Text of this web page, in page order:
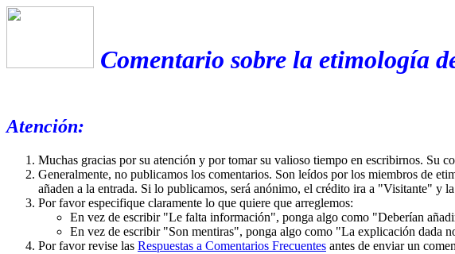
Comentario sobre la etimología
Atención:
Muchas gracias por su atención y por tomar su valioso tiempo en escribirnos. Su
Generalmente, no publicamos los comentarios. Son leídos por los miembros de
añaden a la entrada. Si lo publicamos, será anónimo, el crédito ira a "Visitante" y
Por favor especifique claramente lo que quiere que arreglemos:
En vez de escribir "Le falta información", ponga algo como "Deberían
En vez de escribir "Son mentiras", ponga algo como "La explicación dada
Por favor revise las Respuestas a Comentarios Frecuentes antes de enviar un